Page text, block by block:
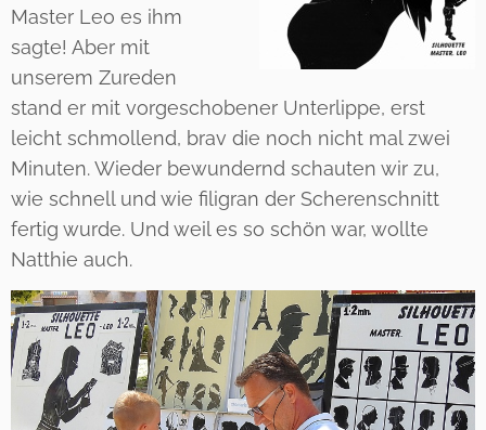
Master Leo es ihm
sagte! Aber mit
unserem Zureden
stand er mit vorgeschobener Unterlippe, erst
leicht schmollend, brav die noch nicht mal zwei
Minuten. Wieder bewundernd schauten wir zu,
wie schnell und wie filigran der Scherenschnitt
fertig wurde. Und weil es so schön war, wollte
Natthie auch.